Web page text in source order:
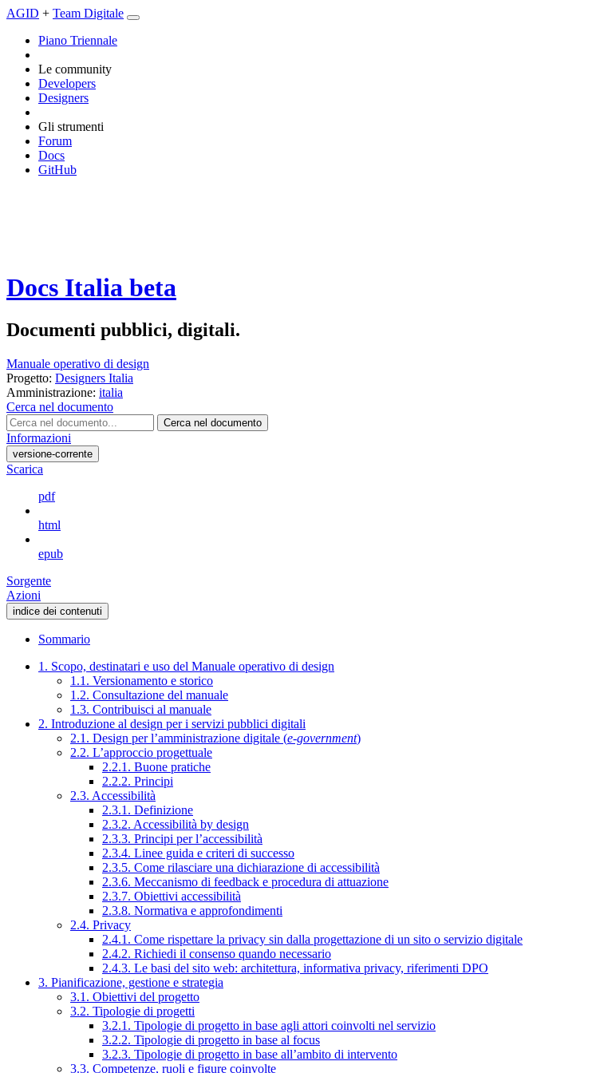
AGID + Team Digitale
Piano Triennale
Le community
Developers
Designers
Gli strumenti
Forum
Docs
GitHub
Docs Italia beta
Documenti pubblici, digitali.
Manuale operativo di design
Progetto: Designers Italia
Amministrazione: italia
Cerca nel documento
Cerca nel documento
Informazioni
versione-corrente
Scarica
pdf
html
epub
Sorgente
Azioni
indice dei contenuti
Sommario
1. Scopo, destinatari e uso del Manuale operativo di design
1.1. Versionamento e storico
1.2. Consultazione del manuale
1.3. Contribuisci al manuale
2. Introduzione al design per i servizi pubblici digitali
2.1. Design per l’amministrazione digitale (e-government)
2.2. L’approccio progettuale
2.2.1. Buone pratiche
2.2.2. Principi
2.3. Accessibilità
2.3.1. Definizione
2.3.2. Accessibilità by design
2.3.3. Principi per l’accessibilità
2.3.4. Linee guida e criteri di successo
2.3.5. Come rilasciare una dichiarazione di accessibilità
2.3.6. Meccanismo di feedback e procedura di attuazione
2.3.7. Obiettivi accessibilità
2.3.8. Normativa e approfondimenti
2.4. Privacy
2.4.1. Come rispettare la privacy sin dalla progettazione di un sito o servizio digitale
2.4.2. Richiedi il consenso quando necessario
2.4.3. Le basi del sito web: architettura, informativa privacy, riferimenti DPO
3. Pianificazione, gestione e strategia
3.1. Obiettivi del progetto
3.2. Tipologie di progetti
3.2.1. Tipologie di progetto in base agli attori coinvolti nel servizio
3.2.2. Tipologie di progetto in base al focus
3.2.3. Tipologie di progetto in base all’ambito di intervento
3.3. Competenze, ruoli e figure coinvolte